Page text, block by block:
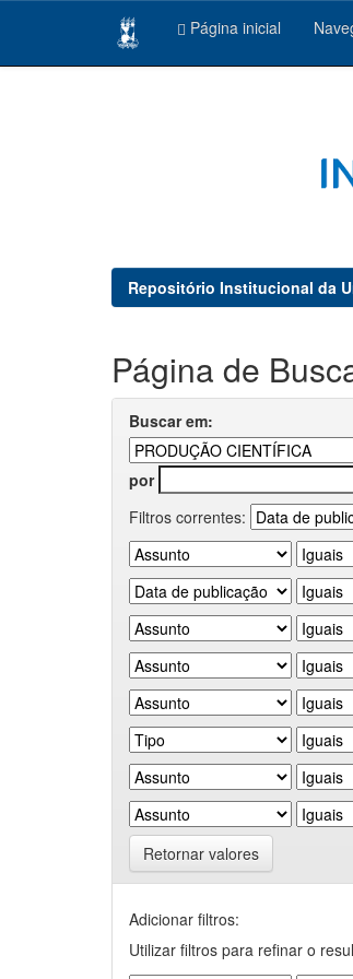
Página inicial
Repositório Institucional da
Página de
Buscar em:
por
Filtros correntes:
Retornar valores
Adicionar filtros:
Utilizar filtros para refinar o